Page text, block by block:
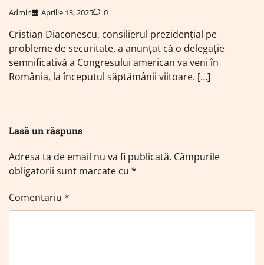
Admin Aprilie 13, 2025 0
Cristian Diaconescu, consilierul prezidenţial pe
probleme de securitate, a anunțat că o delegație
semnificativă a Congresului american va veni în
România, la începutul săptămânii viitoare. […]
Lasă un răspuns
Adresa ta de email nu va fi publicată. Câmpurile
obligatorii sunt marcate cu *
Comentariu *